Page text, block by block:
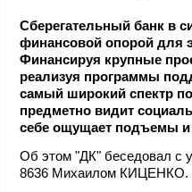
Сберегательный банк в
финансовой опорой для
Финансируя крупные
реализуя программы
самый широкий спектр
предметно видит
себе ощущает подъемы и
Об этом "ДК" беседовал с
8636 Михаилом КИЦЕНКО.